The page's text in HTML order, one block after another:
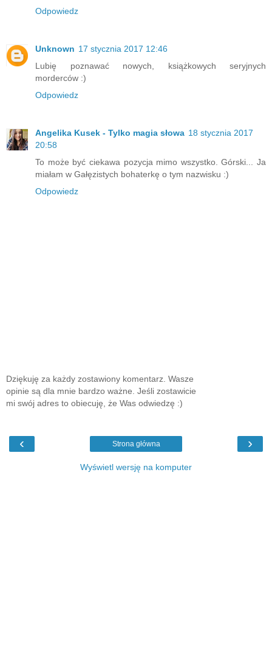
Odpowiedz
Unknown 17 stycznia 2017 12:46
Lubię poznawać nowych, książkowych seryjnych
morderców :)
Odpowiedz
Angelika Kusek - Tylko magia słowa 18 stycznia 2017
20:58
To może być ciekawa pozycja mimo wszystko. Górski... Ja
miałam w Gałęzistych bohaterkę o tym nazwisku :)
Odpowiedz
Dziękuję za każdy zostawiony komentarz. Wasze
opinie są dla mnie bardzo ważne. Jeśli zostawicie
mi swój adres to obiecuję, że Was odwiedzę :)
‹ ›
Strona główna
Wyświetl wersję na komputer